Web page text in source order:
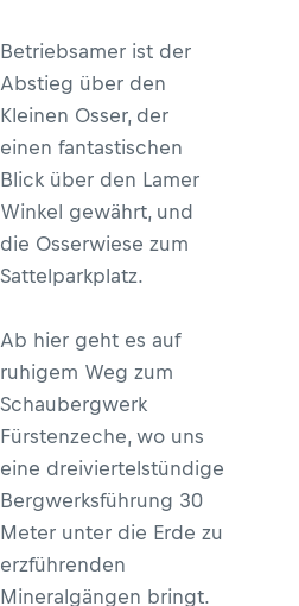
Betriebsamer ist der
Abstieg über den
Kleinen Osser, der
einen fantastischen
Blick über den Lamer
Winkel gewährt, und
die Osserwiese zum
Sattelparkplatz.
Ab hier geht es auf
ruhigem Weg zum
Schaubergwerk
Fürstenzeche, wo uns
eine dreiviertelstündige
Bergwerksführung 30
Meter ­unter die Erde zu
erzführenden
Mineralgängen bringt.